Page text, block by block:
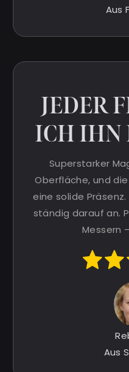
Aus
JEDER
ICH IHN
Superstarker
Oberfläche, und
eine solide
ständig darauf an.
Messern
Aus